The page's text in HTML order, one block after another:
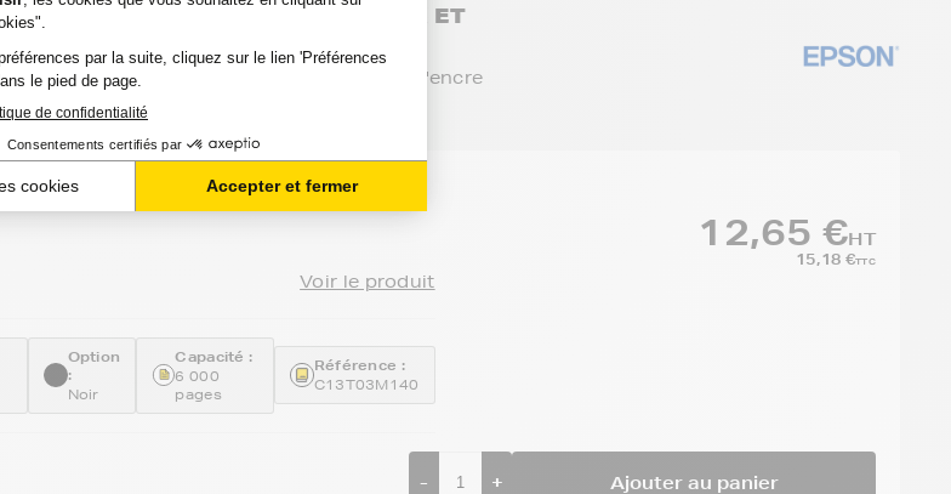
imprimante EPSON ECOTANK ET
FranceToner, retrouvez les cartouches d'encre
(C13T03M140) - NOIR -
Voir le produit
Option
:
Noir
Capacité :
6 000
pages
Référence :
C13T03M140
12,65 €HT
15,18 €TTC
- + Ajouter au panier